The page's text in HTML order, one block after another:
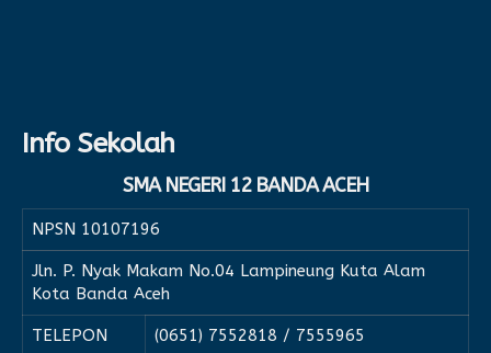
Info Sekolah
SMA NEGERI 12 BANDA ACEH
NPSN 10107196
Jln. P. Nyak Makam No.04 Lampineung Kuta Alam
Kota Banda Aceh
TELEPON (0651) 7552818 / 7555965